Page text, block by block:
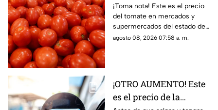
tomate hoy 8 de agosto
2026 en Veracruz
¡Toma nota! Este es el precio
del tomate en mercados y
supermercados del estado de
Veracruz hoy sábado 8 de
agosto 08, 2026 07:58 a. m.
¡OTRO AUMENTO! Este
es el precio de la